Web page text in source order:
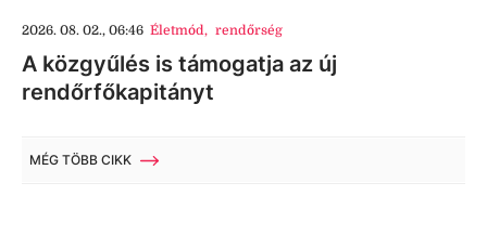
2026. 08. 02., 06:46 Életmód, rendőrség
A közgyűlés is támogatja az új
rendőrfőkapitányt
MÉG TÖBB CIKK